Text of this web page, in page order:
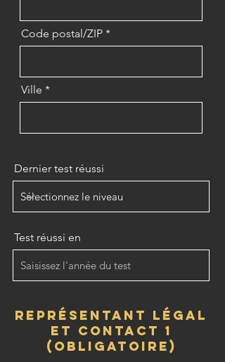
Code postal/ZIP
Ville
Dernier test réussi
Test réussi en
représentant légal
et contact 1
(obligatoire)